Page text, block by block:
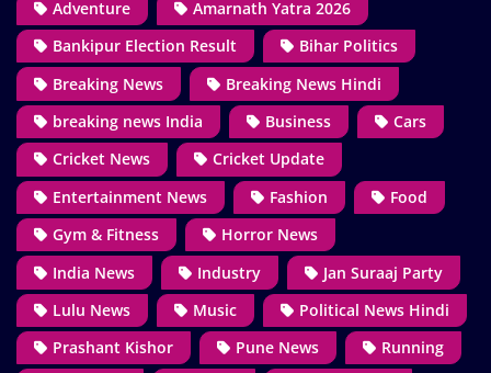
Adventure
Amarnath Yatra 2026
Bankipur Election Result
Bihar Politics
Breaking News
Breaking News Hindi
breaking news India
Business
Cars
Cricket News
Cricket Update
Entertainment News
Fashion
Food
Gym & Fitness
Horror News
India News
Industry
Jan Suraaj Party
Lulu News
Music
Political News Hindi
Prashant Kishor
Pune News
Running